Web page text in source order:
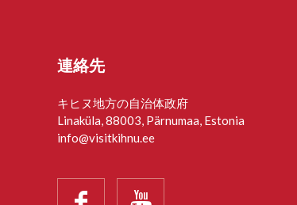
連絡先
キヒヌ地方の自治体政府
Linaküla, 88003, Pärnumaa, Estonia
info@visitkihnu.ee